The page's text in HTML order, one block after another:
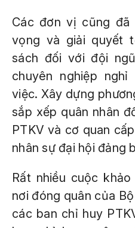
Các đơn vị cũng đã
vọng và giải quyết
sách đối với đội
chuyên nghiệp
việc. Xây dựng
sắp xếp quân nhân
PTKV và cơ quan
nhân sự đại hội đảng
Rất nhiều cuộc
nơi đóng quân của
các ban chỉ huy